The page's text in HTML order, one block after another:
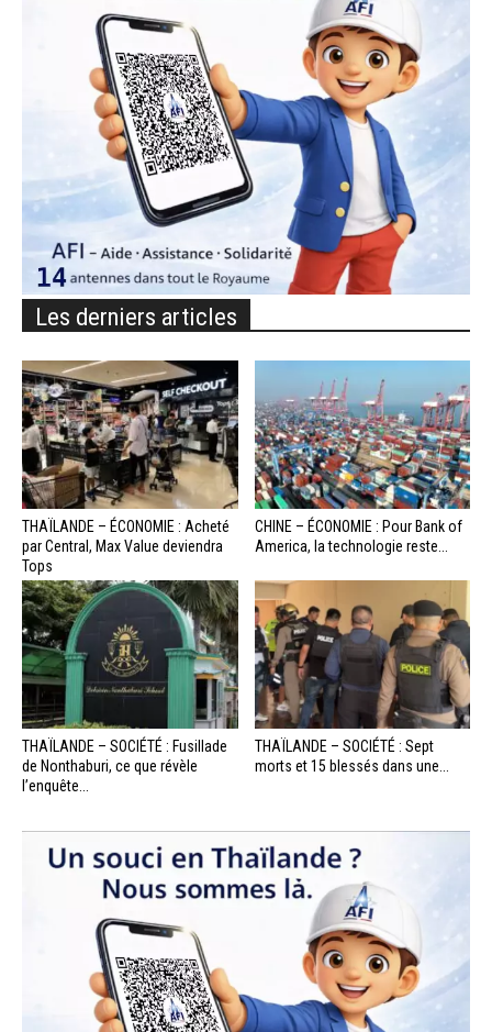
Les derniers articles
THAÏLANDE – ÉCONOMIE : Acheté
par Central, Max Value deviendra
Tops
CHINE – ÉCONOMIE : Pour Bank of
America, la technologie reste...
THAÏLANDE – SOCIÉTÉ : Fusillade
de Nonthaburi, ce que révèle
l’enquête...
THAÏLANDE – SOCIÉTÉ : Sept
morts et 15 blessés dans une...